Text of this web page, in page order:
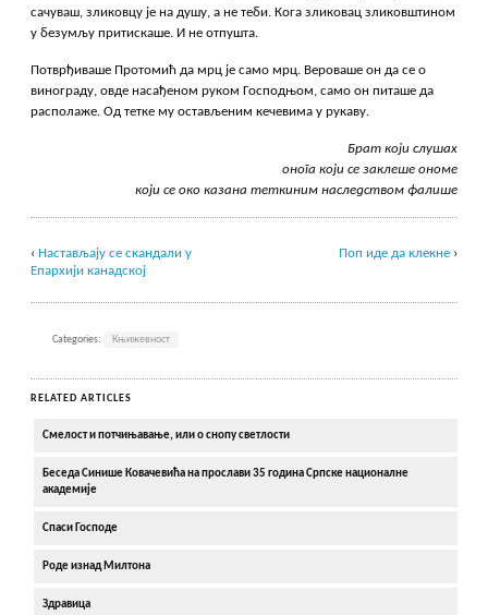
сачуваш, зликовцу је на душу, а не теби. Кога зликовац зликовштином
у безумљу притискаше. И не отпушта.
Потврђиваше Протомић да мрц је само мрц. Вероваше он да се о
винограду, овде насађеном руком Господњом, само он питаше да
располаже. Од тетке му остављеним кечевима у рукаву.
Брат који слушах
онога који се заклеше ономе
који се око казана теткиним наследством фалише
‹Настављају се скандали у
Епархији канадској
Поп иде да клекне›
Categories: Књижевност
RELATED ARTICLES
Смелост и потчињавање, или о снопу светлости
Беседа Синише Ковачевића на прослави 35 година Српске националне
академије
Спаси Господе
Роде изнад Милтона
Здравица